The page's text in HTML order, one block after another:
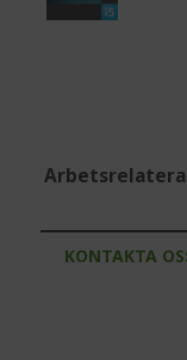
KONTAKTA